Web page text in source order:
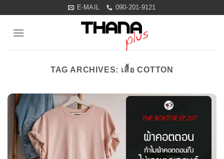
content
E-MAIL 090-201-9121
TAG ARCHIVES: เสื้อ COTTON